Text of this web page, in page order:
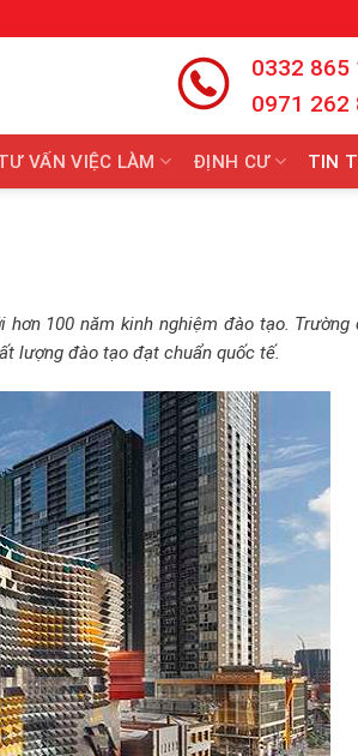
0332 865
0971 262
VẤN VIỆC LÀM ĐỊNH CƯ TIN
hơn 100 năm kinh nghiệm đào tạo. Trường
lượng đào tạo đạt chuẩn quốc tế.